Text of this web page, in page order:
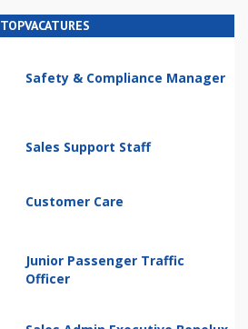
TOPVACATURES
Safety & Compliance Manager
Sales Support Staff
Customer Care
Junior Passenger Traffic
Officer